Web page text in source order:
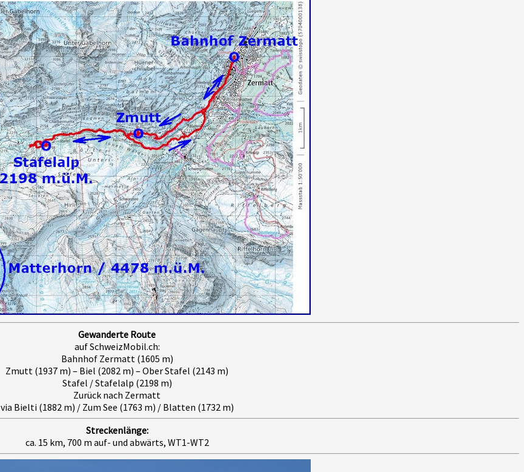
Gewanderte Route
auf SchweizMobil.ch:
Bahnhof Zermatt (1605 m)
Zmutt (1937 m) – Biel (2082 m) – Ober Stafel (2143 m)
Stafel / Stafelalp (2198 m)
Zurück nach Zermatt
via Bielti (1882 m) / Zum See (1763 m) / Blatten (1732 m)
Streckenlänge:
ca. 15 km, 700 m auf- und abwärts, WT1-WT2